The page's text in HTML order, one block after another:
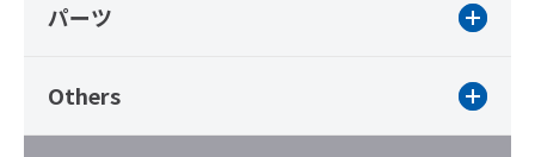
パーツ
Others